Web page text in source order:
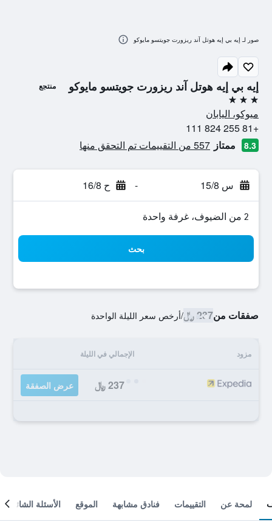
إيه بي إيه هوتل آند ريزورت جويتسو مايوكو منتجع
3 نجوم
ميوكو، اليابان
+81 255 824 111
8.3 ممتاز 557 من التقييمات تم التحقق منها
س 15/8 - ح 16/8
2 من الضيوف، غرفة واحدة
بحث
صفقات من237 ﷼ /أرخص سعر الليلة الواحدة
مزود الإجمالي في الليلة
237 ﷼ عرض الصفقة
صور لـ إيه بي إيه هوتل آند ريزورت جويتسو مايوكو
لمحة عن التقييمات فنادق مشابهة الموقع الأسئلة الشائعة